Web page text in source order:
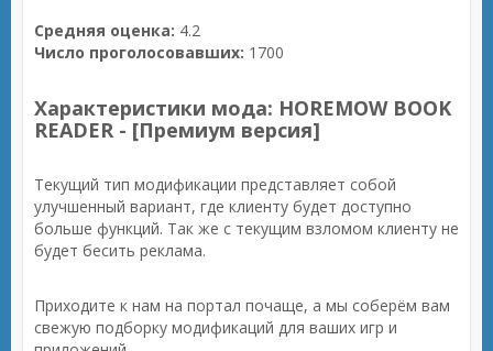
Средняя оценка: 4.2
Число проголосовавших: 1700
Характеристики мода: HOREMOW BOOK
READER - [Премиум версия]
Текущий тип модификации представляет собой
улучшенный вариант, где клиенту будет доступно
больше функций. Так же с текущим взломом клиенту не
будет бесить реклама.
Приходите к нам на портал почаще, а мы соберём вам
свежую подборку модификаций для ваших игр и